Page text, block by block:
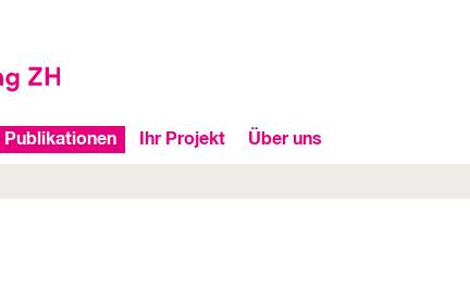
Publikationen Ihr Projekt Über uns